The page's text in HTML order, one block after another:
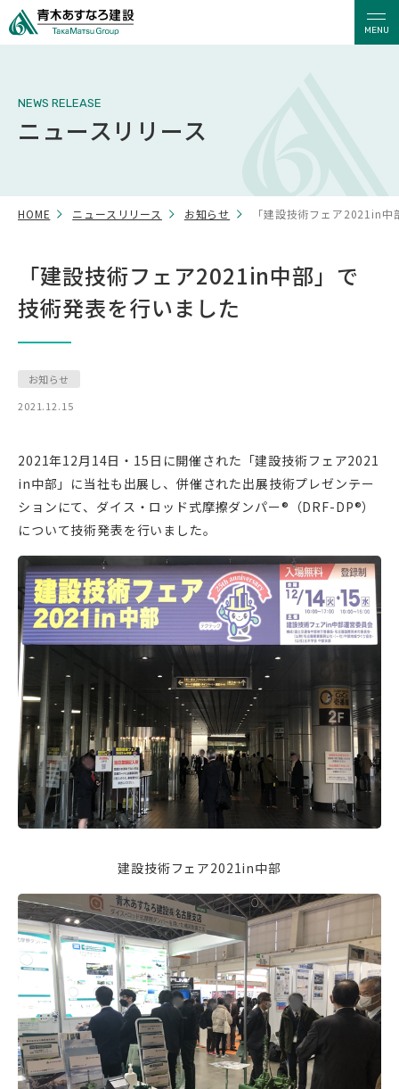
MENU
NEWS RELEASE
ニュースリリース
HOME ニュースリリース お知らせ 「建設技術フェア2021in
「建設技術フェア2021in中部」で
技術発表を行いました
お知らせ
2021.12.15
2021年12月14日・15日に開催された「建設技術フェア2021
in中部」に当社も出展し、併催された出展技術プレゼンテー
ションにて、ダイス・ロッド式摩擦ダンパー®（DRF-DP®）
について技術発表を行いました。
建設技術フェア2021in中部